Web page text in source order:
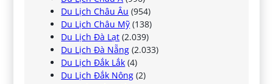
Du Lịch Châu Âu (954)
Du Lịch Châu Mỹ (138)
Du Lịch Đà Lạt (2.039)
Du Lịch Đà Nẵng (2.033)
Du Lịch Đắk Lắk (4)
Du Lịch Đắk Nông (2)